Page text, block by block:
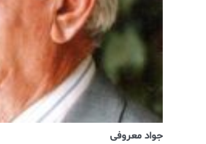
جواد معروفی